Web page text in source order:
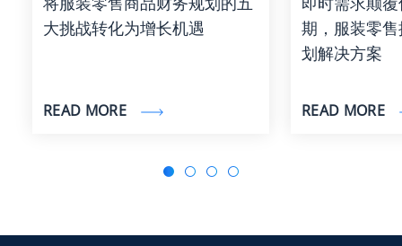
大挑战转化为增长机遇
READ MORE
期，服装零
划解决方案
READ MORE